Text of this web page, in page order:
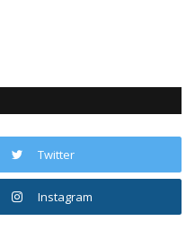
Twitter
Instagram